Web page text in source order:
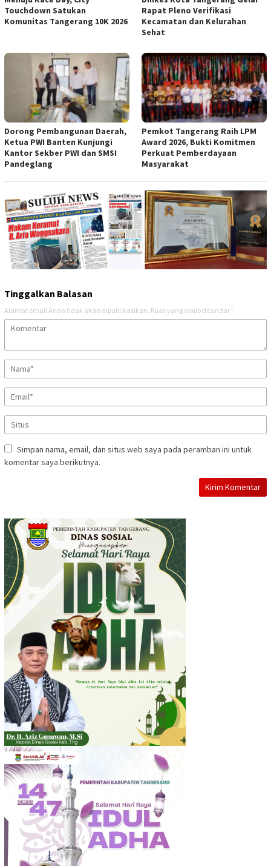
Touchdown Satukan
Komunitas Tangerang 10K 2026
Rapat Pleno Verifikasi
Kecamatan dan Kelurahan
Sehat
Dorong Pembangunan Daerah,
Ketua PWI Banten Kunjungi
Kantor Sekber PWI dan SMSI
Pandeglang
Pemkot Tangerang Raih LPM
Award 2026, Bukti Komitmen
Perkuat Pemberdayaan
Masyarakat
Tinggalkan Balasan
Alamat email Anda tidak akan dipublikasikan. Ruas yang wajib ditandai *
Simpan nama, email, dan situs web saya pada peramban ini untuk
komentar saya berikutnya.